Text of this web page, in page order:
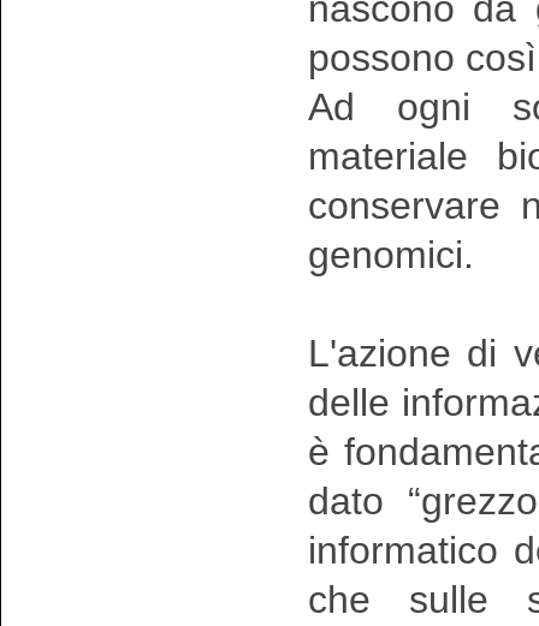
nascono da
possono
Ad ogni
materiale
conservare
genomici.
L'azione di
delle
è
dato
informatico
che sulle